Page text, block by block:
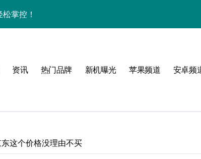
掌控！
握！
资讯 热门品牌 新机曝光 苹果频道 安卓频
这个价格没理由不买